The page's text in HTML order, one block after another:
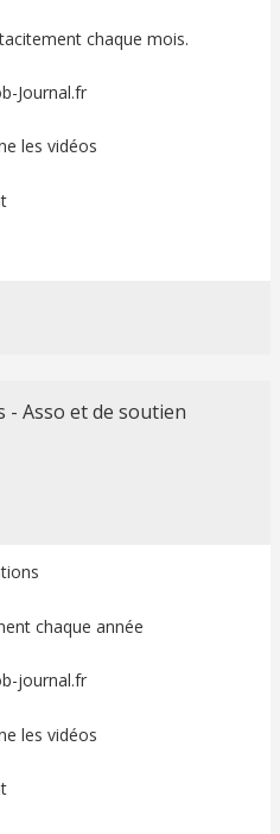
chaque mois.
Journal.fr
les vidéos
Asso et de soutien
chaque année
journal.fr
les vidéos